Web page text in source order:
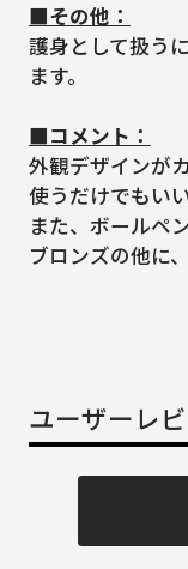
■その他：
護身として扱う
ます。
■コメント：
外観デザインが
使うだけでもい
また、ボールペ
ブロンズの他に
ユーザーレ